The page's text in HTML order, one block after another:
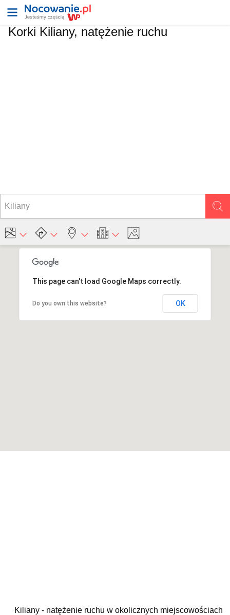
Korki Kiliany, natężenie ruchu
This page can't load Google Maps correctly.
Do you own this website? OK
Kiliany - natężenie ruchu w okolicznych miejscowościach